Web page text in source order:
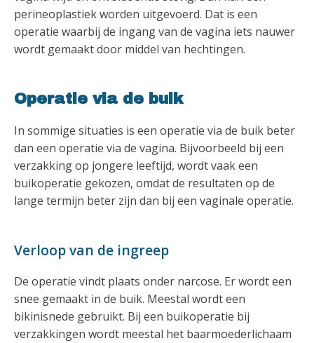
perineoplastiek worden uitgevoerd. Dat is een
operatie waarbij de ingang van de vagina iets nauwer
wordt gemaakt door middel van hechtingen.
Operatie via de buik
In sommige situaties is een operatie via de buik beter
dan een operatie via de vagina. Bijvoorbeeld bij een
verzakking op jongere leeftijd, wordt vaak een
buikoperatie gekozen, omdat de resultaten op de
lange termijn beter zijn dan bij een vaginale operatie.
Verloop van de ingreep
De operatie vindt plaats onder narcose. Er wordt een
snee gemaakt in de buik. Meestal wordt een
bikinisnede gebruikt. Bij een buikoperatie bij
verzakkingen wordt meestal het baarmoederlichaam